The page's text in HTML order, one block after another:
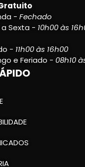
- Fechado
a Sexta - 10h00 às
- 11h00 às 16h00
e Feriado - 08h10